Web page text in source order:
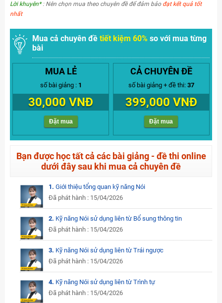
Lời khuyên*: Nên chọn mua theo chuyên đề để đảm bảo đạt kết quả tốt
nhất
Mua cả chuyên đề tiết kiệm 60% so với mua từng
bài
MUA LẺ
số bài giảng : 1
30,000 VNĐ
Đặt mua
CẢ CHUYÊN ĐỀ
số bài giảng + đề thi: 37
399,000 VNĐ
Đặt mua
Bạn được học tất cả các bài giảng - đề thi online
dưới đây sau khi mua cả chuyên đề
1. Giới thiệu tổng quan kỹ năng Nói
Đã phát hành : 15/04/2026
2. Kỹ năng Nói sử dụng liên từ Bổ sung thông tin
Đã phát hành : 15/04/2026
3. Kỹ năng Nói sử dụng liên từ Trái ngược
Đã phát hành : 15/04/2026
4. Kỹ năng Nói sử dụng liên từ Trình tự
Đã phát hành : 15/04/2026